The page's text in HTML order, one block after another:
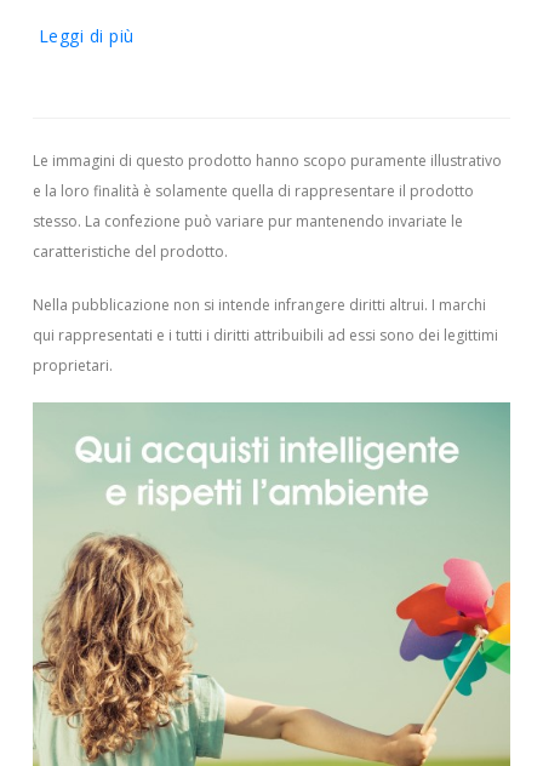
Leggi di più
Le immagini di questo prodotto hanno scopo puramente illustrativo
e la loro finalità è solamente quella di rappresentare il prodotto
stesso. La confezione può variare pur mantenendo invariate le
caratteristiche del prodotto.
Nella pubblicazione non si intende infrangere diritti altrui. I marchi
qui rappresentati e i tutti i diritti attribuibili ad essi sono dei legittimi
proprietari.